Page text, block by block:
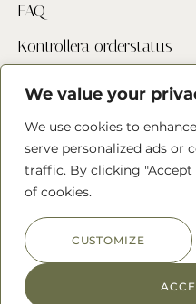
We value your
We use cookies to
serve personalized ads or
traffic. By clicking "Accept
of cookies.
CUSTOMIZE
FAQ
Kontrollera orderstatus
Kontakta oss
Följ oss
© 2023 The Epic Spice Company